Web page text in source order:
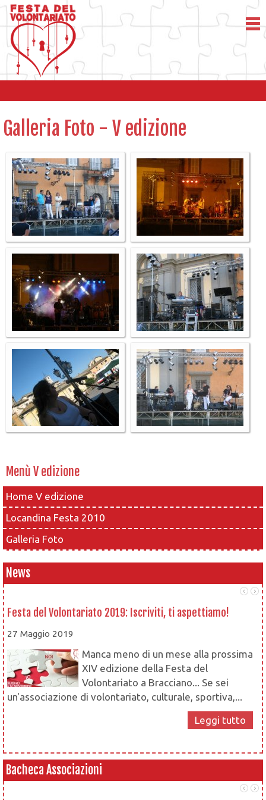
Galleria Foto - V edizione
Menù V edizione
Home V edizione
Locandina Festa 2010
Galleria Foto
News
Festa del Volontariato 2019: Iscriviti, ti aspettiamo!
27 Maggio 2019
Manca meno di un mese alla prossima
XIV edizione della Festa del
Volontariato a Bracciano... Se sei
un'associazione di volontariato, culturale, sportiva,...
Leggi tutto
Bacheca Associazioni